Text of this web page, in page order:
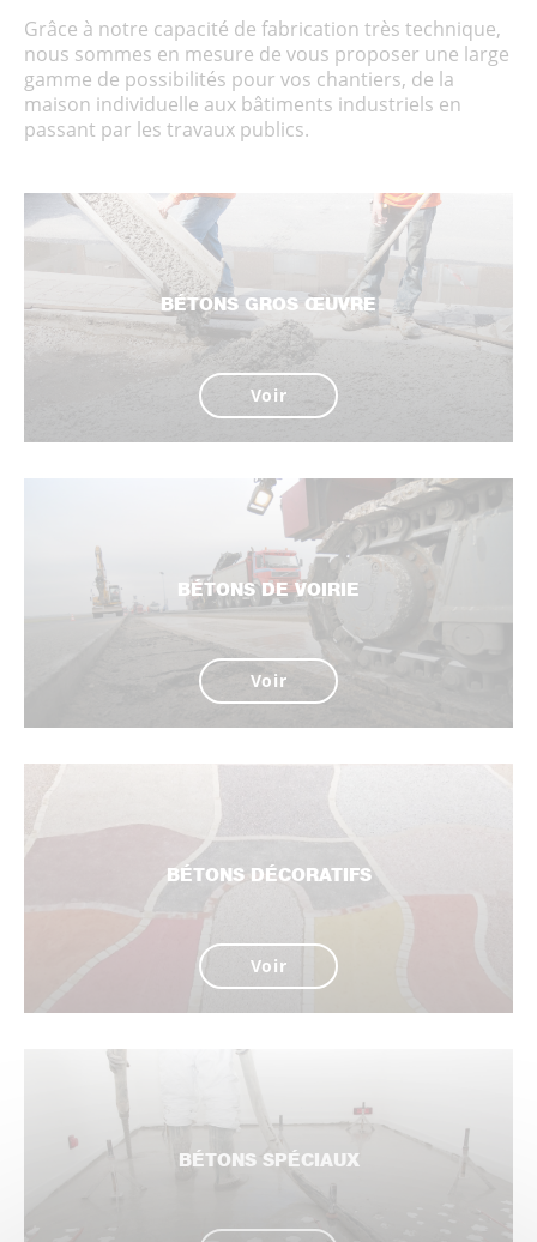
Grâce à notre capacité de fabrication très technique,
nous sommes en mesure de vous proposer une large
gamme de possibilités pour vos chantiers, de la
maison individuelle aux bâtiments industriels en
passant par les travaux publics.
BÉTONS GROS ŒUVRE
Voir
BÉTONS DE VOIRIE
Voir
BÉTONS DÉCORATIFS
Voir
BÉTONS SPÉCIAUX